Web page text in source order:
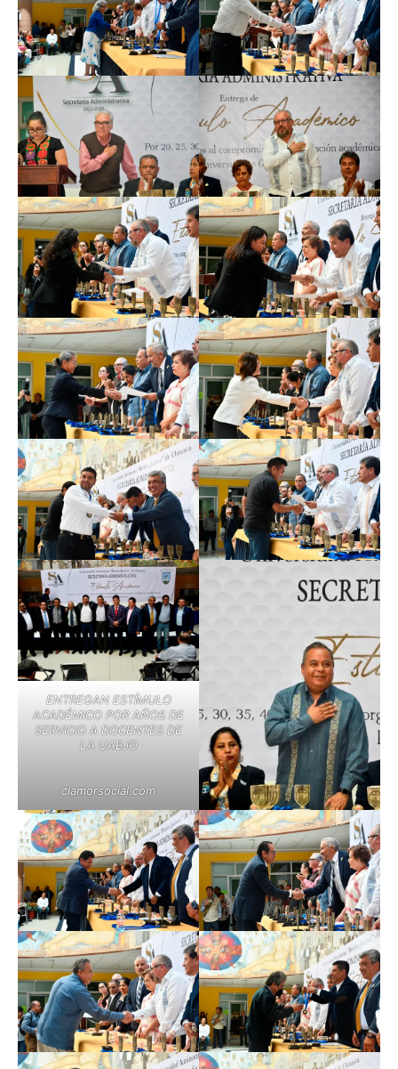
ENTREGAN ESTÍMULO
ACADÉMICO POR AÑOS DE
SERVICIO A DOCENTES DE
LA UABJO
clamorsocial.com